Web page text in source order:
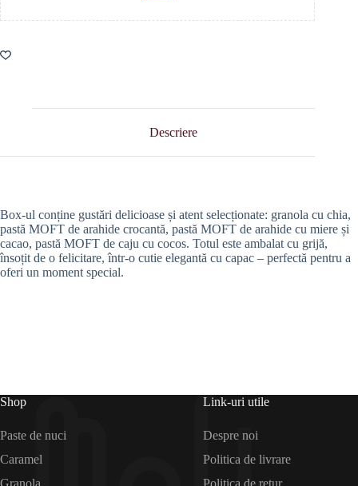
Descriere
Box-ul conține gustări delicioase și atent selecționate: granola cu chia,
pastă MOFT de arahide crocantă, pastă MOFT de arahide cu miere și
cacao, pastă MOFT de caju cu cocos. Totul este ambalat cu grijă,
însoțit de o felicitare, într-o cutie elegantă cu capac – perfectă pentru a
oferi un moment special.
Shop
Paste de nuci
Caramel
Granola
Link-uri utile
Despre noi
Politica de livrare
Politica de retur